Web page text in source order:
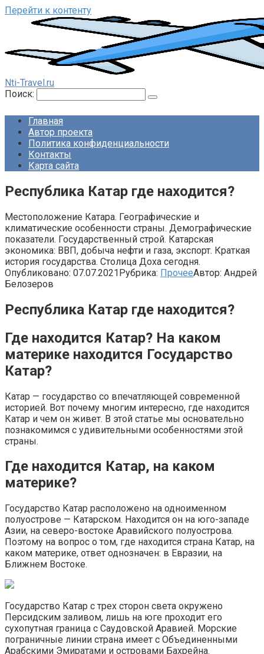
Перейти к контенту
Nti-Travel.ru
Поиск:
Главная
Автор проекта
Политика конфиденциальности
Контакты
Карта сайта
Республика Катар где находится?
Местоположение Катара. Географические и
климатические особенности страны. Демографические
показатели. Государственный строй. Катарская
экономика: ВВП, добыча нефти и газа, экспорт. Краткая
история государства. Столица Доха сегодня.
Опубликовано: 07.07.2021Рубрика: ПрочееАвтор: Андрей
Белозеров
Республика Катар где находится?
Где находится Катар? На каком
материке находится Государство
Катар?
Катар — государство со впечатляющей современной
историей. Вот почему многим интересно, где находится
Катар и чем он живет. В этой статье мы основательно
познакомимся с удивительными особенностями этой
страны.
Где находится Катар, на каком
материке?
Государство Катар расположено на одноименном
полуострове — Катарском. Находится он на юго-западе
Азии, на северо-востоке Аравийского полуострова.
Поэтому на вопрос о том, где находится страна Катар, на
каком материке, ответ однозначен: в Евразии, на
Ближнем Востоке.
Государство Катар с трех сторон света окружено
Персидским заливом, лишь на юге проходит его
сухопутная граница с Саудовской Аравией. Морские
пограничные линии страна имеет с Объединенными
Арабскими Эмиратами и островами Бахрейна.